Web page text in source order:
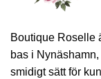
Boutique Roselle
bas i
smidigt sätt för